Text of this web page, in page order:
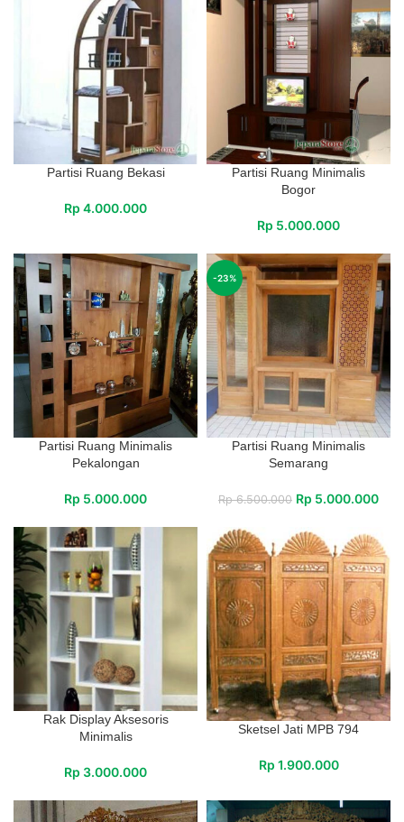
Partisi Ruang Bekasi
Rp 4.000.000
Partisi Ruang Minimalis
Bogor
Rp 5.000.000
Partisi Ruang Minimalis
Pekalongan
Rp 5.000.000
-23%
Partisi Ruang Minimalis
Semarang
Rp6.500.000 Rp 5.000.000
Rak Display Aksesoris
Minimalis
Rp 3.000.000
Sketsel Jati MPB 794
Rp 1.900.000